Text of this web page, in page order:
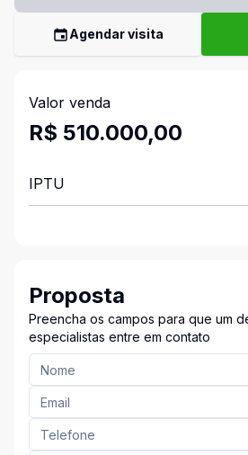
Agendar visita
Valor venda
R$ 510.000,00
IPTU
Proposta
Preencha os campos para que um
especialistas entre em contato